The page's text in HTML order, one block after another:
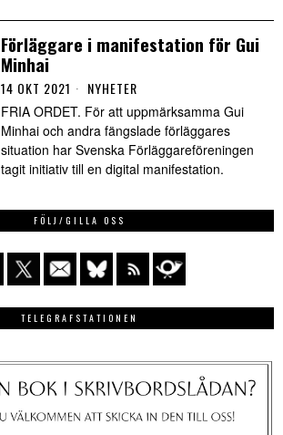
Förläggare i manifestation för Gui
Minhai
14 OKT 2021 NYHETER
FRIA ORDET. För att uppmärksamma Gui
Minhai och andra fängslade förläggares
situation har Svenska Förläggareföreningen
tagit initiativ till en digital manifestation.
FÖLJ/GILLA OSS
TELEGRAFSTATIONEN